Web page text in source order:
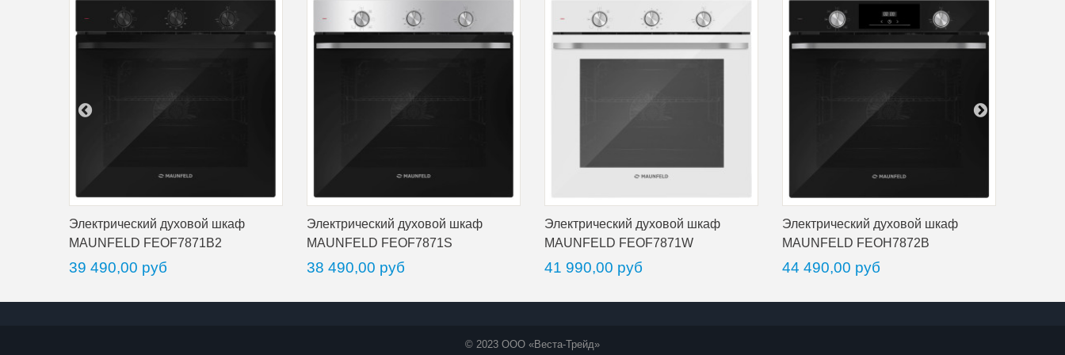
Электрический духовой шкаф
MAUNFELD FEOF7871B2
39 490,00 руб
Электрический духовой шкаф
MAUNFELD FEOF7871S
38 490,00 руб
Электрический духовой шкаф
MAUNFELD FEOF7871W
41 990,00 руб
Электрический духовой шкаф
MAUNFELD FEOH7872B
44 490,00 руб
© 2023 ООО «Веста-Трейд»